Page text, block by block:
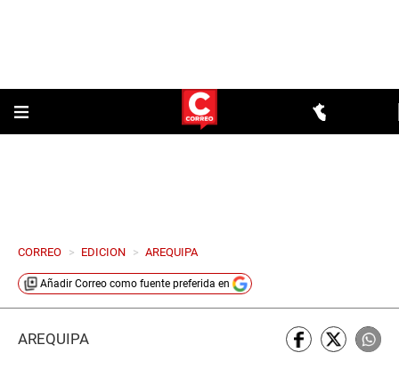
CORREO > EDICION > AREQUIPA
Añadir Correo como fuente preferida en
AREQUIPA